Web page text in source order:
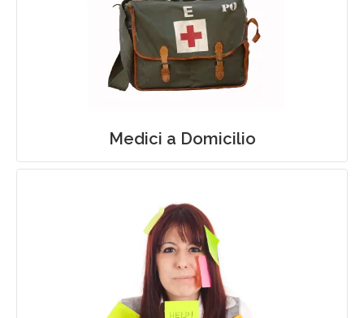
Medici a Domicilio
Medici a Domicilio
Rilassamento e Stress Management